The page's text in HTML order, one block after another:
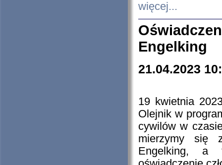
więcej...
Engelking
21.04.2023
19 kwietnia
Olejnik w
cywilów w
mierzymy się
Engelking, a